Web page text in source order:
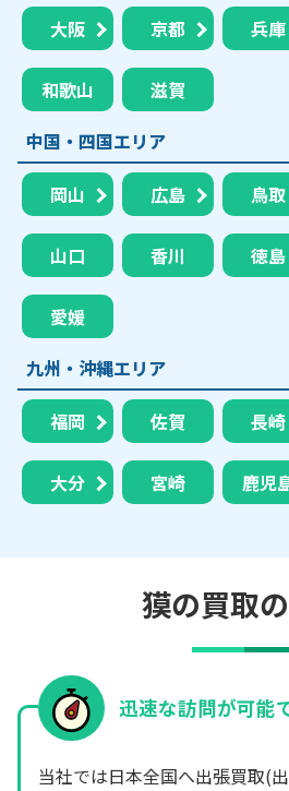
大阪 京都 兵庫
和歌山
滋賀
中国・四国エリア
岡山 広島 鳥取
山口 香川 徳島
愛媛
九州・沖縄エリア
福岡 佐賀 長崎
大分 宮崎 鹿児
獏の買取
迅速な訪問が可能
当社では日本全国へ出張買取(